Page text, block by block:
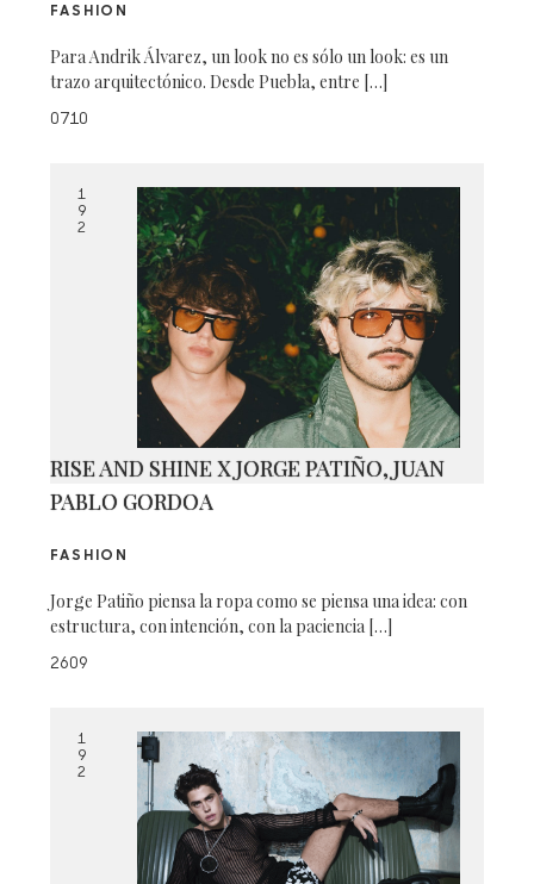
FASHION
Para Andrik Álvarez, un look no es sólo un look: es un
trazo arquitectónico. Desde Puebla, entre […]
0710
1
9
2
RISE AND SHINE X JORGE PATIÑO, JUAN
PABLO GORDOA
FASHION
Jorge Patiño piensa la ropa como se piensa una idea: con
estructura, con intención, con la paciencia […]
2609
1
9
2